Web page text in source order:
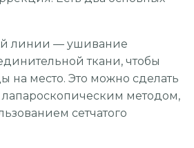
линии — ушивание
ткани, чтобы
на место. Это можно сделать
методом,
сетчатого